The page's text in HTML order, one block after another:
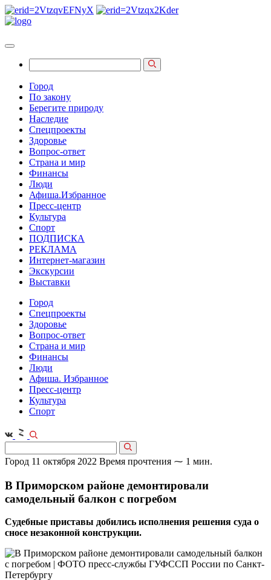
Город
По закону
Берегите природу
Наследие
Спецпроекты
Здоровье
Вопрос-ответ
Страна и мир
Финансы
Люди
Афиша.Избранное
Пресс-центр
Культура
Спорт
ПОДПИСКА
РЕКЛАМА
Интернет-магазин
Экскурсии
Выставки
Город
Спецпроекты
Здоровье
Вопрос-ответ
Страна и мир
Финансы
Люди
Афиша. Избранное
Пресс-центр
Культура
Спорт
Город 11 октября 2022 Время прочтения ⁓ 1 мин.
В Приморском районе демонтировали
самодельный балкон с погребом
Судебные приставы добились исполнения решения суда о
сносе незаконной конструкции.